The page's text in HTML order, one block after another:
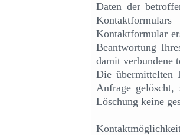
Daten der
Kontaktformular
Beantwortung
damit verbundene
Die übermittelten
Anfrage gelöscht,
Löschung keine